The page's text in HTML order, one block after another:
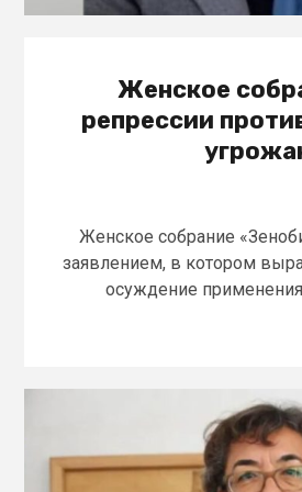
Женское
репрессии
Женское собрание
заявлением, в котором
осуждение